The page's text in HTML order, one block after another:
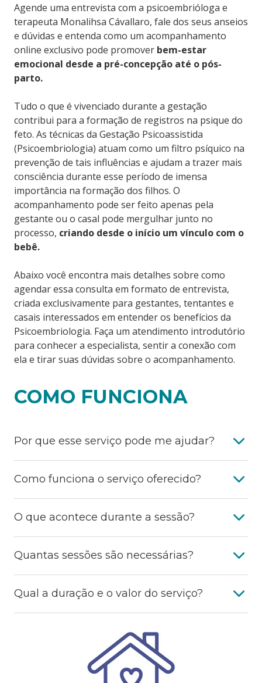
Agende uma entrevista com a psicoembrióloga e
terapeuta Monalihsa Cávallaro, fale dos seus anseios
e dúvidas e entenda como um acompanhamento
online exclusivo pode promover bem-estar
emocional desde a pré-concepção até o pós-
parto.
Tudo o que é vivenciado durante a gestação
contribui para a formação de registros na psique do
feto. As técnicas da Gestação Psicoassistida
(Psicoembriologia) atuam como um filtro psíquico na
prevenção de tais influências e ajudam a trazer mais
consciência durante esse período de imensa
importância na formação dos filhos. O
acompanhamento pode ser feito apenas pela
gestante ou o casal pode mergulhar junto no
processo, criando desde o início um vínculo com o
bebê.
Abaixo você encontra mais detalhes sobre como
agendar essa consulta em formato de entrevista,
criada exclusivamente para gestantes, tentantes e
casais interessados em entender os benefícios da
Psicoembriologia. Faça um atendimento introdutório
para conhecer a especialista, sentir a conexão com
ela e tirar suas dúvidas sobre o acompanhamento.
COMO FUNCIONA
Por que esse serviço pode me ajudar?
Como funciona o serviço oferecido?
O que acontece durante a sessão?
Quantas sessões são necessárias?
Qual a duração e o valor do serviço?